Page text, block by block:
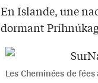
En Islande, une
dormant
Les Cheminées de